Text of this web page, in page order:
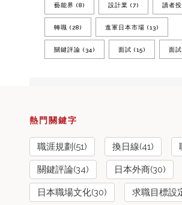
藝能界 (8) 設計業 (7) 讀者
轉職 (28) 進軍日本市場 (13)
關鍵評論 (34) 面試 (15) 面
熱門關鍵字
職涯規劃(51) 換日線(41)
關鍵評論(34) 日本外商(30)
日本職場文化(30) 求職目標設